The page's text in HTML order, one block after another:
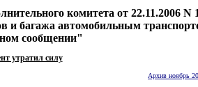
комитета от 22.11.2006 N
и багажа автомобильным
сообщении"
утратил силу
Архив ноябрь